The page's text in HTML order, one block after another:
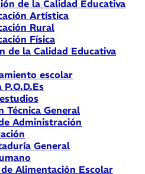
de la Calidad Educativa
Artística
Rural
Física
de la Calidad Educativa
escolar
Técnica General
Administración
General
Alimentación Escolar